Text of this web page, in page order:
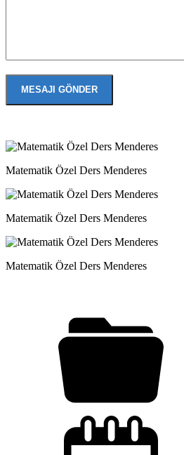
Matematik Özel Ders Menderes
Matematik Özel Ders Menderes
Matematik Özel Ders Menderes